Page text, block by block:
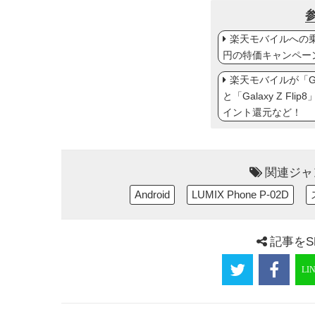
楽天モバイルへの
円の特価キャンペー
楽天モバイルが「
と「Galaxy Z Flip8
イント還元など！
関連ジ
Android LUMIX Phone P-02D
記事を